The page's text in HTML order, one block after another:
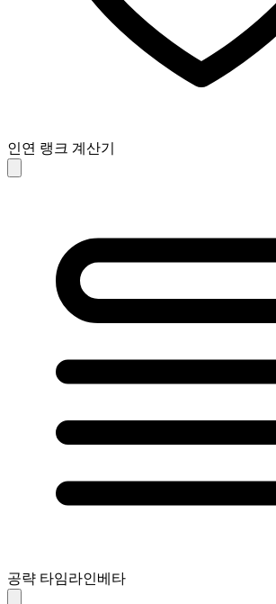
인연 랭크 계산기
공략 타임라인베타